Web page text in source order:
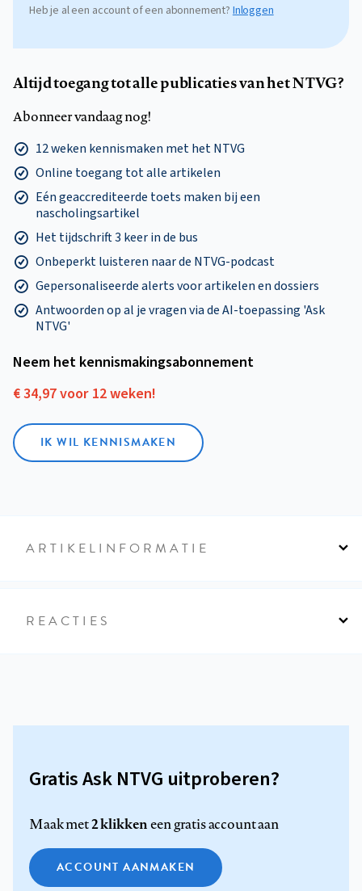
Heb je al een account of een abonnement? Inloggen
Altijd toegang tot alle publicaties van het NTVG?
Abonneer vandaag nog!
12 weken kennismaken met het NTVG
Online toegang tot alle artikelen
Eén geaccrediteerde toets maken bij een
nascholingsartikel
Het tijdschrift 3 keer in de bus
Onbeperkt luisteren naar de NTVG-podcast
Gepersonaliseerde alerts voor artikelen en dossiers
Antwoorden op al je vragen via de AI-toepassing 'Ask
NTVG'
Neem het kennismakings­abonnement
€ 34,97 voor 12 weken!
IK WIL KENNISMAKEN
ARTIKELINFORMATIE
REACTIES
Gratis Ask NTVG uitproberen?
Maak met2 klikkeneen gratis account aan
ACCOUNT AANMAKEN